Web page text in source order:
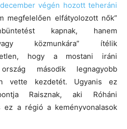
végén hozott teheráni
megfelelően elfátyolozott nők”
kapnak, hanem
közmunkára” ítélik
hogy a mostani iráni
második legnagyobb
vette kezdetét. Ugyanis ez
Raisznak, aki Róháni
a régió a keményvonalasok